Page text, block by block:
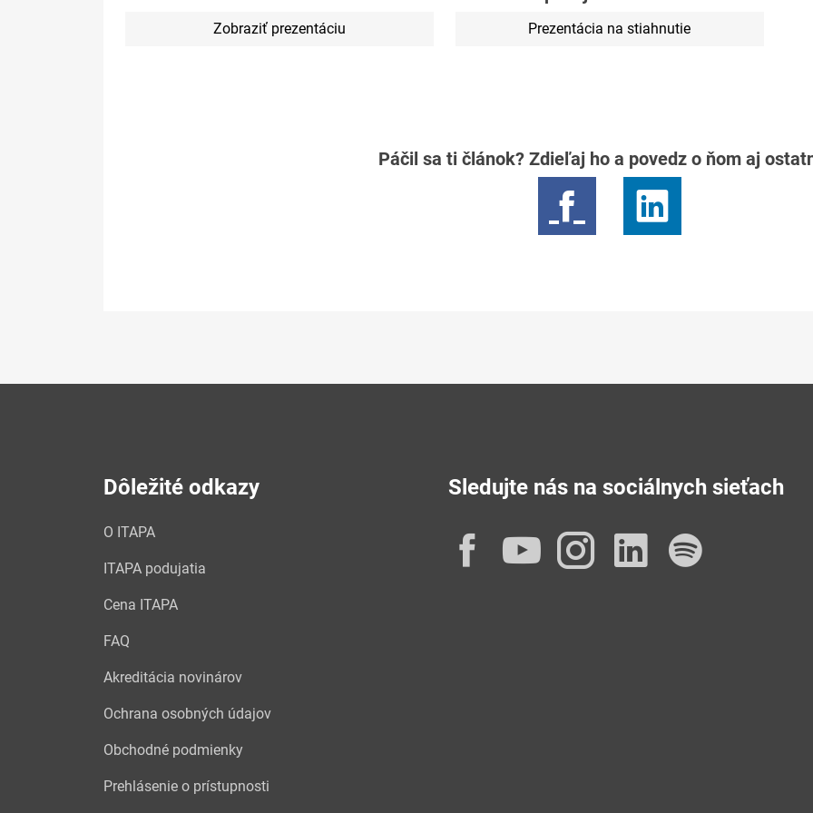
Zobraziť prezentáciu Prezentácia na stiahnutie
Páčil sa ti článok? Zdieľaj ho a povedz o ňom aj
Dôležité odkazy
O ITAPA
ITAPA podujatia
Cena ITAPA
FAQ
Akreditácia novinárov
Ochrana osobných údajov
Obchodné podmienky
Prehlásenie o prístupnosti
Sledujte nás na sociálnych sieťach
Facebook
YouTube
Instagram
LinkedIn